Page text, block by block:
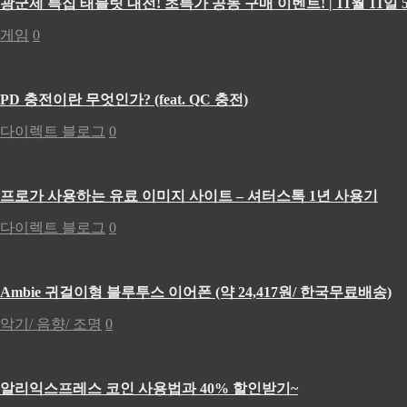
광군제 특집 태블릿 대전! 초특가 공동 구매 이벤트! | 11월 11일
게임 0
PD 충전이란 무엇인가? (feat. QC 충전)
다이렉트 블로그 0
프로가 사용하는 유료 이미지 사이트 – 셔터스톡 1년 사용기
다이렉트 블로그 0
Ambie 귀걸이형 블루투스 이어폰 (약 24,417원/ 한국무료배송)
악기/ 음향/ 조명 0
알리익스프레스 코인 사용법과 40% 할인받기~